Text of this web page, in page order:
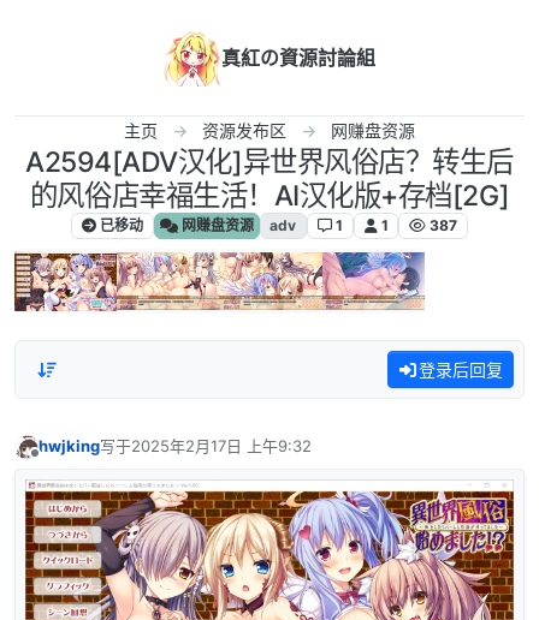
真紅の資源討論組
主页 资源发布区 网赚盘资源
A2594[ADV汉化]异世界风俗店？转生后
的风俗店幸福生活！AI汉化版+存档[2G]
已移动 网赚盘资源 adv 1 1 387
登录后回复
hwjking写于2025年2月17日 上午9:32
最后由 编辑